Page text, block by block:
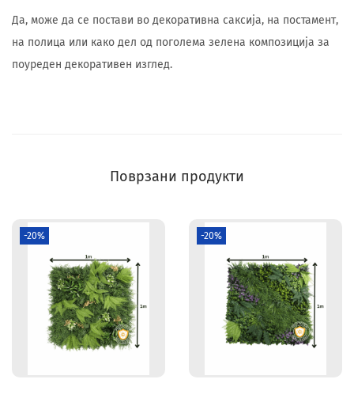
Да, може да се постави во декоративна саксија, на постамент,
на полица или како дел од поголема зелена композиција за
поуреден декоративен изглед.
Поврзани продукти
-20% -20%